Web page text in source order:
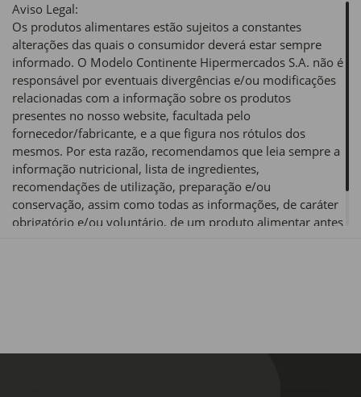
Aviso Legal:
Os produtos alimentares estão sujeitos a constantes
alterações das quais o consumidor deverá estar sempre
informado. O Modelo Continente Hipermercados S.A. não é
responsável por eventuais divergências e/ou modificações
relacionadas com a informação sobre os produtos
presentes no nosso website, facultada pelo
fornecedor/fabricante, e a que figura nos rótulos dos
mesmos. Por esta razão, recomendamos que leia sempre a
informação nutricional, lista de ingredientes,
recomendações de utilização, preparação e/ou
conservação, assim como todas as informações, de caráter
obrigatório e/ou voluntário, de um produto alimentar antes